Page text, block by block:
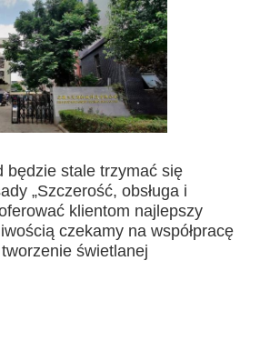
będzie stale trzymać się
„Szczerość, obsługa i
klientom najlepszy
czekamy na współpracę
świetlanej